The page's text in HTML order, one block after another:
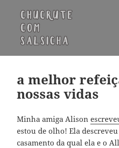
a melhor
nossas vidas
Minha amiga Alison
estou de olho! Ela
casamento da qual ela e o